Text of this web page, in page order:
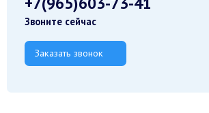
Звоните сейчас
Заказать звонок